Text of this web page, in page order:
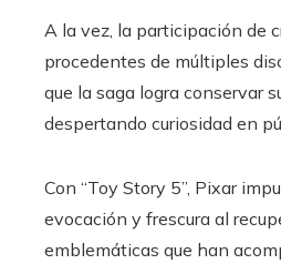
A la vez, la participación de
procedentes de múltiples
que la saga logra conservar
despertando curiosidad en
Con “Toy Story 5”, Pixar
evocación y frescura al
emblemáticas que han